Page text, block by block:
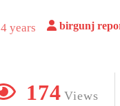
4 years birgunj
174 Views